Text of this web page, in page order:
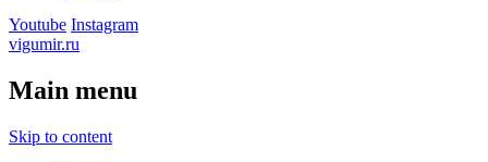
Youtube Instagram
vigumir.ru
Main menu
Skip to content